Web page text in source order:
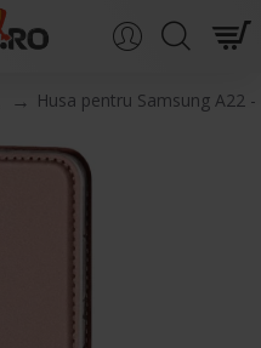
Husa pentru Samsung A22